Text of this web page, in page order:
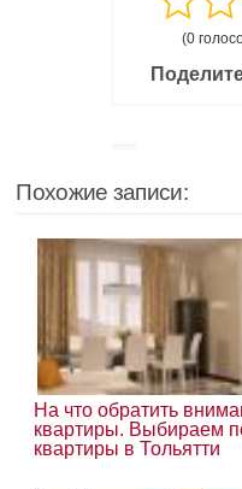
(0
Похожие записи:
На что обратить
квартиры. Выбираем
квартиры в Тольятти